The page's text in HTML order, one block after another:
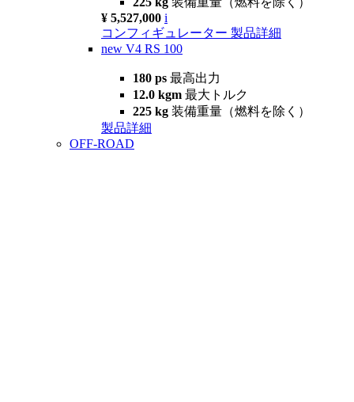
¥ 5,527,000 i
コンフィギュレーター 製品詳細
new V4 RS 100
180 ps 最高出力
12.0 kgm 最大トルク
225 kg 装備重量（燃料を除く）
製品詳細
OFF-ROAD